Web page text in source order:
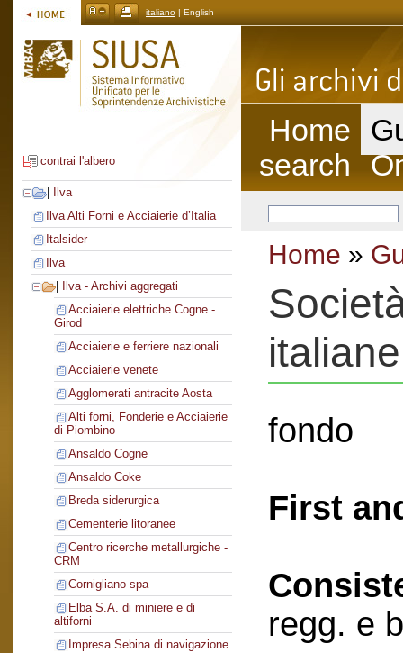
italiano | English
contrai l'albero
Ilva
Ilva Alti Forni e Acciaierie d’Italia
Italsider
Ilva
Ilva - Archivi aggregati
Acciaierie elettriche Cogne -
Girod
Acciaierie e ferriere nazionali
Acciaierie venete
Agglomerati antracite Aosta
Alti forni, Fonderie e Acciaierie
di Piombino
Ansaldo Cogne
Ansaldo Coke
Breda siderurgica
Cementerie litoranee
Centro ricerche metallurgiche -
CRM
Cornigliano spa
Elba S.A. di miniere e di
altiforni
Impresa Sebina di navigazione
Home
search
Home »
italiane
fondo
First
regg. e